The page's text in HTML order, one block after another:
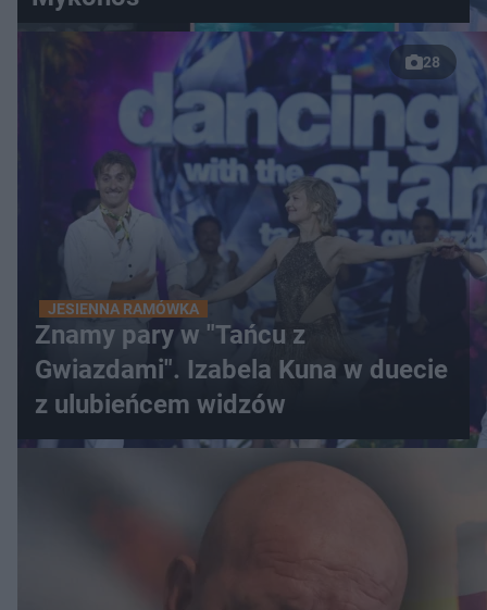
28
JESIENNA RAMÓWKA
Znamy pary w "Tańcu z
Gwiazdami". Izabela Kuna w duecie
z ulubieńcem widzów